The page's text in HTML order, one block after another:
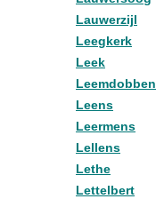
Lauwerzijl
Leegkerk
Leek
Leemdobben
Leens
Leermens
Lellens
Lethe
Lettelbert